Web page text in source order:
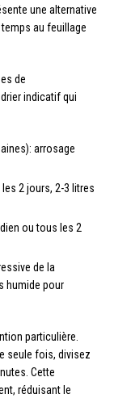
une alternative
au feuillage
de
indicatif qui
arrosage
2 jours, 2-3 litres
ou tous les 2
de la
humide pour
particulière.
seule fois, divisez
Cette
réduisant le